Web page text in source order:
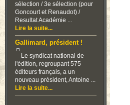
sélection / 3e sélection (pour
Goncourt et Renaudot) /
Resultat Académie ...
Lire la suite...
Gallimard, président !
Le syndicat national de
l'édition, regroupant 575
éditeurs français, a un
nouveau président, Antoine ...
Lire la suite...